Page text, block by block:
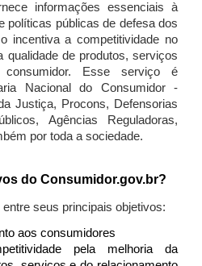
informações essenciais à
políticas públicas de defesa dos
incentiva a competitividade no
qualidade de produtos, serviços
Esse serviço é
Nacional do Consumidor -
Justiça, Procons, Defensorias
Agências Reguladoras,
por toda a sociedade.
do Consumidor.gov.br?
seus principais objetivos:
aos consumidores
pela melhoria da